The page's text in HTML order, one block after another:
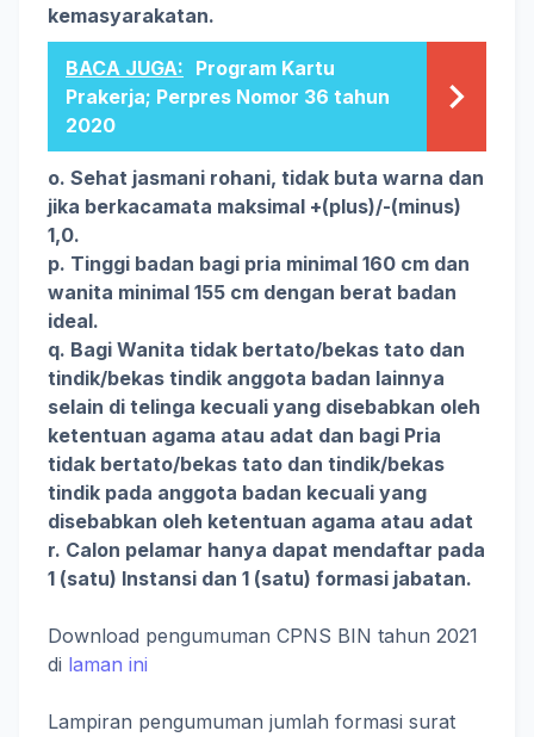
kemasyarakatan.
BACA JUGA: Program Kartu
Prakerja; Perpres Nomor 36 tahun
2020
o. Sehat jasmani rohani, tidak buta warna dan
jika berkacamata maksimal +(plus)/-(minus)
1,0.
p. Tinggi badan bagi pria minimal 160 cm dan
wanita minimal 155 cm dengan berat badan
ideal.
q. Bagi Wanita tidak bertato/bekas tato dan
tindik/bekas tindik anggota badan lainnya
selain di telinga kecuali yang disebabkan oleh
ketentuan agama atau adat dan bagi Pria
tidak bertato/bekas tato dan tindik/bekas
tindik pada anggota badan kecuali yang
disebabkan oleh ketentuan agama atau adat
r. Calon pelamar hanya dapat mendaftar pada
1 (satu) Instansi dan 1 (satu) formasi jabatan.
Download pengumuman CPNS BIN tahun 2021
di laman ini
Lampiran pengumuman jumlah formasi surat